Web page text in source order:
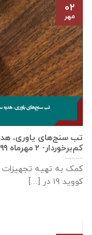
تب سنج‌های یاوری،
کم‌برخوردار- ۲ مهرماه ۱۳۹۹
کمک به تهیه تجهیزات
کووید ۱۹ در [...]
۰۲
مهر